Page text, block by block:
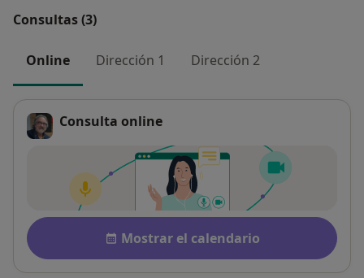
Consultas (3)
Online Dirección 1 Dirección 2
Consulta online
Pago después de la consulta
Disponibilidad
Mostrar el calendario